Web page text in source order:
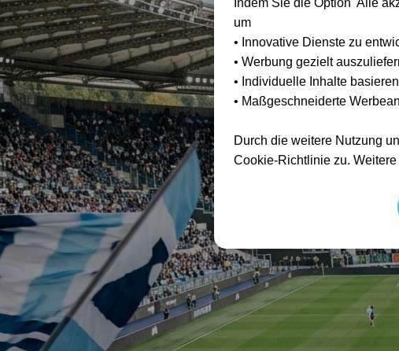
Indem Sie die Option 'Alle
um
• Innovative Dienste zu
• Werbung gezielt
• Individuelle Inhalte
• Maßgeschneiderte
Durch die weitere Nutzung
Cookie-Richtlinie zu.